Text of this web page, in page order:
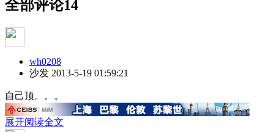
全部评论14
wh0208
沙发 2013-5-19 01:59:21
自己顶。。。
展开阅读全文